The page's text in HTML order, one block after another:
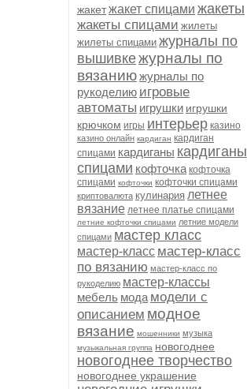
жакетжакет спицами жакеты
жакеты спицами жилеты
жилеты спицами журналы по
вышивкежурналы по
вязаниюжурналы по
рукоделию игровые
автоматы игрушки игрушки
крючком игры интерьер казино
казино онлайн кардиган кардиган
спицами кардиганы кардиганы
спицами кофточка кофточка
спицами кофточки кофточки спицами
криптовалюта кулинария летнее
вязание летнее платье спицами
летние кофточки спицами летние модели
спицами мастер класс
мастер-класс мастер-класс
по вязанию мастер-класс по
рукоделию мастер-классы
мебель мода модели с
описанием модное
вязание мошенники музыка
музыкальная группа новогоднее
новогоднее творчество
новогоднее украшение